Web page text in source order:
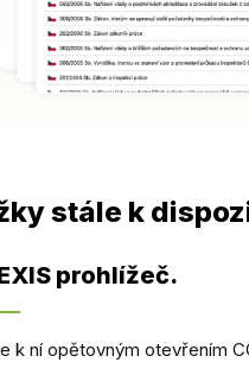
stále k
prohlížeč.
k ní opětovným otevřením